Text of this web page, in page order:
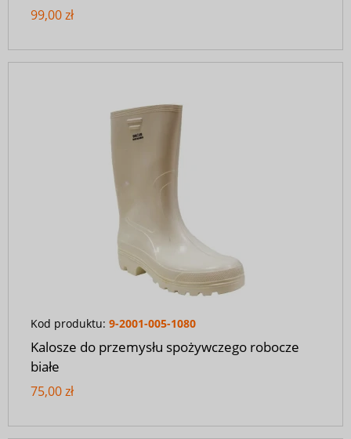
99,00 zł
Kod produktu: 9-2001-005-1080
Kalosze do przemysłu spożywczego robocze
białe
75,00 zł